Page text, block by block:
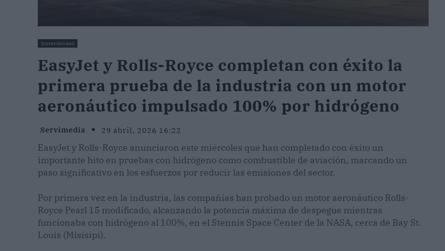
Sostenibilidad
EasyJet y Rolls-Royce completan con éxito la
primera prueba de la industria con un motor
aeronáutico impulsado 100% por hidrógeno
Servimedia 29 abril, 2026 16:22
EasyJet y Rolls-Royce anunciaron este miércoles que han completado con éxito un
importante hito en pruebas con hidrógeno como combustible de aviación, marcando un
paso significativo en los esfuerzos por reducir las emisiones del sector.
Por primera vez en la industria, las compañías han probado un motor aeronáutico Rolls-
Royce Pearl 15 modificado, alcanzando la potencia máxima de despegue mientras
funcionaba con hidrógeno al 100%, en el Stennis Space Center de la NASA, cerca de Bay St.
Louis (Misisipi).